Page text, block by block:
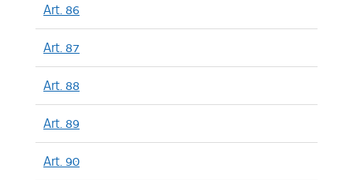
Art. 86
Art. 87
Art. 88
Art. 89
Art. 90